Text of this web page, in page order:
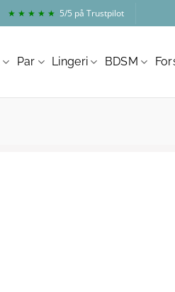
★ ★ ★ ★ ★ 5/5 på Trustpilot
Par Lingeri BDSM